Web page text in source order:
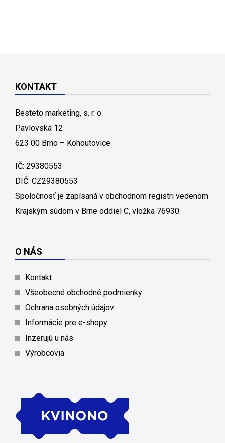
KONTAKT
Besteto marketing, s. r. o.
Pavlovská 12
623 00 Brno – Kohoutovice
IČ: 29380553
DIČ: CZ29380553
Spoločnosť je zapísaná v obchodnom registri vedenom
Krajským súdom v Brne oddiel C, vložka 76930.
O NÁS
Kontakt
Všeobecné obchodné podmienky
Ochrana osobných údajov
Informácie pre e-shopy
Inzerujú u nás
Výrobcovia